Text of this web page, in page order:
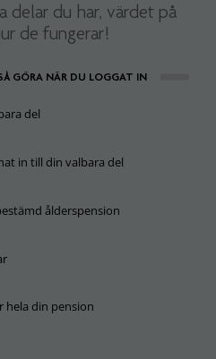
delar du har, värdet på
de fungerar!
GÖRA NÄR DU LOGGAT IN
del
in till din valbara del
ålderspension
hela din pension